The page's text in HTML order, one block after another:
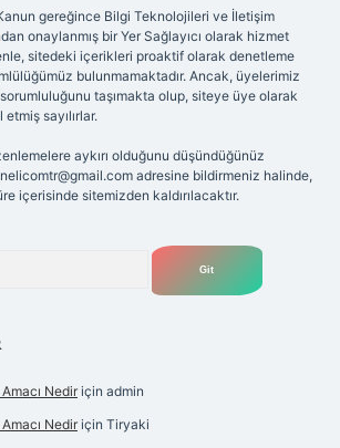
gereğince Bilgi Teknolojileri ve İletişim
onaylanmış bir Yer Sağlayıcı olarak hizmet
sitedeki içerikleri proaktif olarak denetleme
bulunmamaktadır. Ancak, üyelerimiz
taşımakta olup, siteye üye olarak
sayılırlar.
aykırı olduğunu düşündüğünüz
adresine bildirmeniz halinde,
içerisinde sitemizden kaldırılacaktır.
Nedir için admin
Nedir için Tiryaki